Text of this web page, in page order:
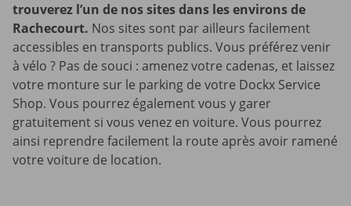
trouverez l’un de nos sites dans les environs de
Rachecourt. Nos sites sont par ailleurs facilement
accessibles en transports publics. Vous préférez venir
à vélo ? Pas de souci : amenez votre cadenas, et laissez
votre monture sur le parking de votre Dockx Service
Shop. Vous pourrez également vous y garer
gratuitement si vous venez en voiture. Vous pourrez
ainsi reprendre facilement la route après avoir ramené
votre voiture de location.